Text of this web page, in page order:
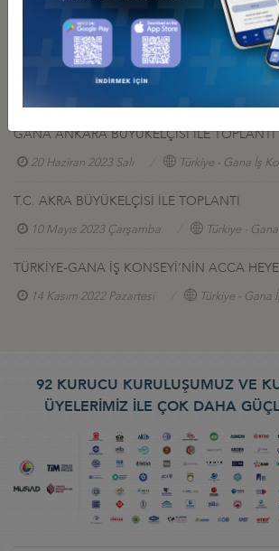
09 Kasım 2023 Perşembe Türkiye -
TÜRKİYE-GANA İŞ KONSEYİ CALBANK
GÖRÜŞMELERİ
GANA ANKARA BÜYÜKELÇİSİ İLE TOPLANTI
20 Haziran 2023 Salı Türkiye - Gana İş
T.C. AKRA BÜYÜKELÇİSİ İLE TOPLANTI
10 Mayıs 2023 Çarşamba Türkiye -
TÜRKİYE-GANA İŞ KONSEYİ’NİN ACCA
14 Kasım 2022 Pazartesi Türkiye - Gana
92 KURUCU KURULUŞUMUZ VE
ÜYELERİMİZ İLE ÇOK DAHA